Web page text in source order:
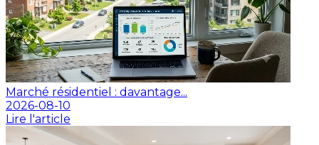
Marché résidentiel : davantage...
2026-08-10
Lire l'article